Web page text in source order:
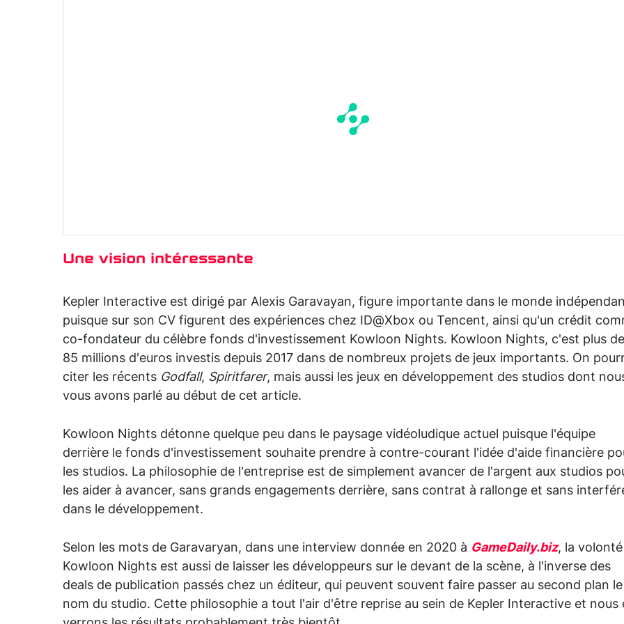
Une vision intéressante
Kepler Interactive est dirigé par Alexis Garavayan, figure importante dans le monde
puisque sur son CV figurent des expériences chez ID@Xbox ou Tencent, ainsi qu'un crédit
co-fondateur du célèbre fonds d'investissement Kowloon Nights. Kowloon Nights, c'est plus de
85 millions d'euros investis depuis 2017 dans de nombreux projets de jeux importants. On
citer les récents Godfall, Spiritfarer, mais aussi les jeux en développement des studios dont
vous avons parlé au début de cet article.
Kowloon Nights détonne quelque peu dans le paysage vidéoludique actuel puisque l'équipe
derrière le fonds d'investissement souhaite prendre à contre-courant l'idée d'aide financière
les studios. La philosophie de l'entreprise est de simplement avancer de l'argent aux studios
les aider à avancer, sans grands engagements derrière, sans contrat à rallonge et sans
dans le développement.
Selon les mots de Garavaryan, dans une interview donnée en 2020 à GameDaily.biz, la
Kowloon Nights est aussi de laisser les développeurs sur le devant de la scène, à l'inverse des
deals de publication passés chez un éditeur, qui peuvent souvent faire passer au second plan le
nom du studio. Cette philosophie a tout l'air d'être reprise au sein de Kepler Interactive et nous